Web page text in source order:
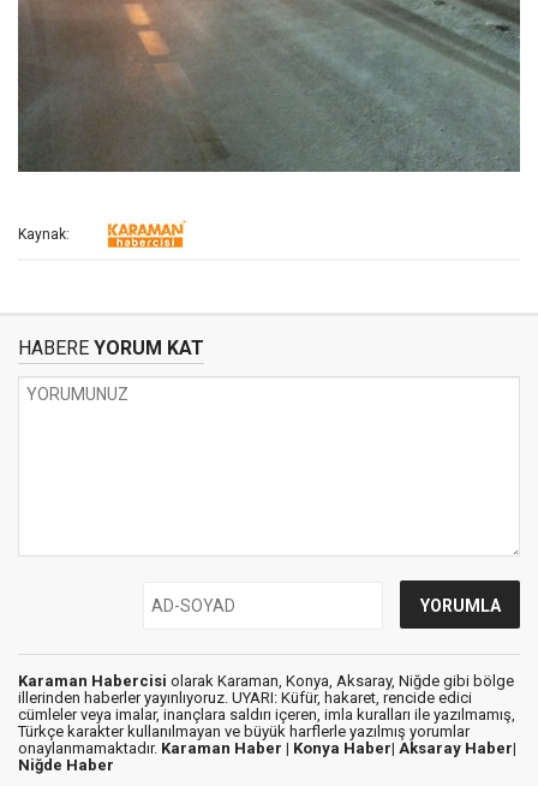
Kaynak:
HABERE YORUM KAT
Karaman Habercisi olarak Karaman, Konya, Aksaray, Niğde gibi bölge
illerinden haberler yayınlıyoruz. UYARI: Küfür, hakaret, rencide edici
cümleler veya imalar, inançlara saldırı içeren, imla kuralları ile yazılmamış,
Türkçe karakter kullanılmayan ve büyük harflerle yazılmış yorumlar
onaylanmamaktadır. Karaman Haber | Konya Haber| Aksaray Haber|
Niğde Haber